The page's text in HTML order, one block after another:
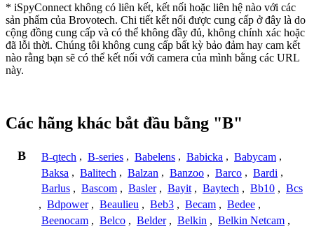
* iSpyConnect không có liên kết, kết nối hoặc liên hệ nào với các
sản phẩm của Brovotech. Chi tiết kết nối được cung cấp ở đây là do
cộng đồng cung cấp và có thể không đầy đủ, không chính xác hoặc
đã lỗi thời. Chúng tôi không cung cấp bất kỳ bảo đảm hay cam kết
nào rằng bạn sẽ có thể kết nối với camera của mình bằng các URL
này.
Các hãng khác bắt đầu bằng "B"
B B-qtech , B-series , Babelens , Babicka , Babycam ,
Baksa , Balitech , Balzan , Banzoo , Barco , Bardi ,
Barlus , Bascom , Basler , Bayit , Baytech , Bb10 , Bcs
, Bdpower , Beaulieu , Beb3 , Becam , Bedee ,
Beenocam , Belco , Belder , Belkin , Belkin Netcam ,